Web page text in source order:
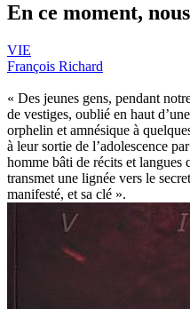
En ce moment,
VIE
François Richard
« Des jeunes gens, pendant
de vestiges, oublié en haut
orphelin et amnésique à
à leur sortie de l’adolescence
homme bâti de récits et langues
transmet une lignée vers le
manifesté, et sa clé ».